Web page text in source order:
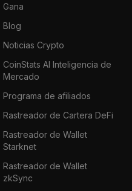
Gana
Blog
Noticias Crypto
CoinStats AI Inteligencia de
Mercado
Programa de afiliados
Rastreador de Cartera DeFi
Rastreador de Wallet
Starknet
Rastreador de Wallet
zkSync